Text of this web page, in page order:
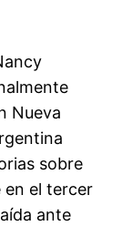
Nueva
sobre
en el tercer
ante